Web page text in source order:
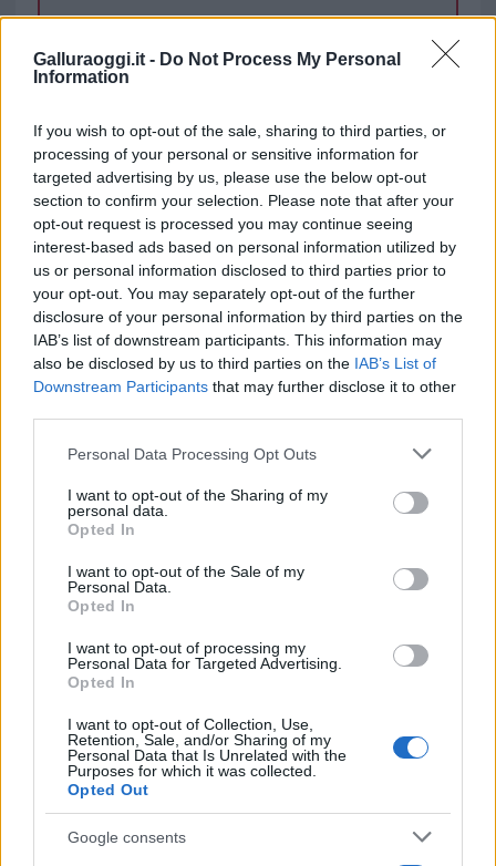
Galluraoggi.it - Do Not Process My Personal
Information
If you wish to opt-out of the sale, sharing to third parties, or
processing of your personal or sensitive information for
targeted advertising by us, please use the below opt-out
section to confirm your selection. Please note that after your
opt-out request is processed you may continue seeing
interest-based ads based on personal information utilized by
us or personal information disclosed to third parties prior to
your opt-out. You may separately opt-out of the further
disclosure of your personal information by third parties on the
IAB’s list of downstream participants. This information may
also be disclosed by us to third parties on the IAB’s List of
Downstream Participants that may further disclose it to other
Please note that this website/app uses one or more Google
not limited to your visit or usage behaviour. You may click to
grant or deny consent to Google and its third-party tags to
use your data for below specified purposes in below Google
consent section.
Personal Data Processing Opt Outs
I want to opt-out of the Sharing of my
personal data.
Opted In
I want to opt-out of the Sale of my
Personal Data.
Opted In
I want to opt-out of processing my
Personal Data for Targeted Advertising.
Opted In
I want to opt-out of Collection, Use,
Retention, Sale, and/or Sharing of my
Personal Data that Is Unrelated with the
Purposes for which it was collected.
Opted Out
Google consents
cliccandoqui
Sei già abbonato?
Puoi effettuare l'accesso andando nella
sezioneLogindal menù del sito o
cliccandoqui
TEMI: Prenotazioni Hotel
Notizie in tempo reale?
Entra nel canale telegram di
GalluraOggi.it
i tuoi video e le tue foto
Su WhatsApp al numero +39
Ricevi le nostre ultime news
daGoogle News